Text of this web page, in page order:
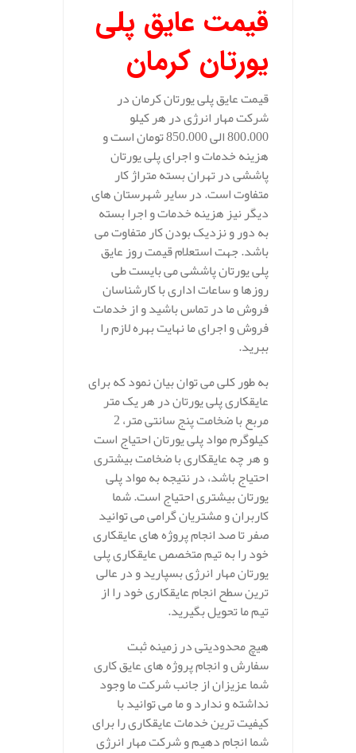
قیمت عایق پلی
یورتان کرمان
قیمت عایق پلی یورتان کرمان در
شرکت مهار انرژی در هر کیلو
800.000 الی 850.000 تومان است و
هزینه خدمات و اجرای پلی یورتان
پاششی در تهران بسته متراژ کار
متفاوت است. در سایر شهرستان های
دیگر نیز هزینه خدمات و اجرا بسته
به دور و نزدیک بودن کار متفاوت می
باشد. جهت استعلام قیمت روز عایق
پلی یورتان پاششی می بایست طی
روزها و ساعات اداری با کارشناسان
فروش ما در تماس باشید و از خدمات
فروش و اجرای ما نهایت بهره لازم را
ببرید.
به طور کلی می توان بیان نمود که برای
عایقکاری پلی یورتان در هر یک متر
مربع با ضخامت پنج سانتی متر، 2
کیلوگرم مواد پلی یورتان احتیاج است
و هر چه عایقکاری با ضخامت بیشتری
احتیاج باشد، در نتیجه به مواد پلی
یورتان بیشتری احتیاج است. شما
کاربران و مشتریان گرامی می توانید
صفر تا صد انجام پروژه های عایقکاری
خود را به تیم متخصص عایقکاری پلی
یورتان مهار انرژی بسپارید و در عالی
ترین سطح انجام عایقکاری خود را از
تیم ما تحویل بگیرید.
هیچ محدودیتی در زمینه ثبت
سفارش و انجام پروژه های عایق کاری
شما عزیزان از جانب شرکت ما وجود
نداشته و ندارد و ما می توانید با
کیفیت ترین خدمات عایقکاری را برای
شما انجام دهیم و شرکت مهار انرژی